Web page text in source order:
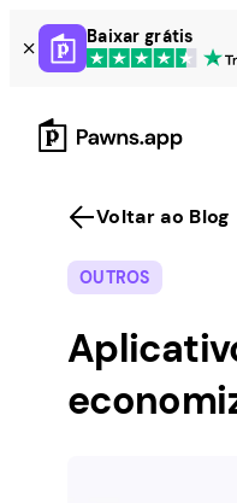
Skip
to
content
Baixar grátis
Voltar ao Blog
OUTROS